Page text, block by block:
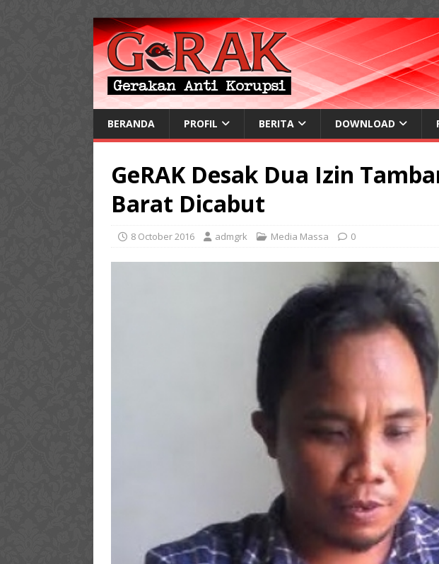
BERANDA PROFIL BERITA DOWNLOAD
GeRAK Desak Dua Izin
Barat Dicabut
8 October 2016 admgrk Media Massa 0